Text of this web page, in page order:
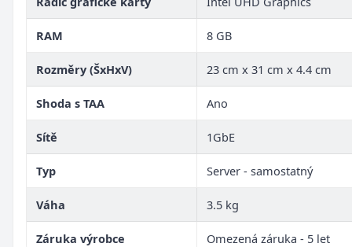
RAM 8 GB
Rozměry (ŠxHxV) 23 cm x 31 cm x 4.4 cm
Shoda s TAA Ano
Sítě 1GbE
Typ Server - samostatný
Váha 3.5 kg
Záruka výrobce Omezená záruka - 5 let